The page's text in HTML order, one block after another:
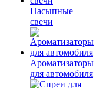
Насыпные
свечи
Ароматизаторы
для автомобиля